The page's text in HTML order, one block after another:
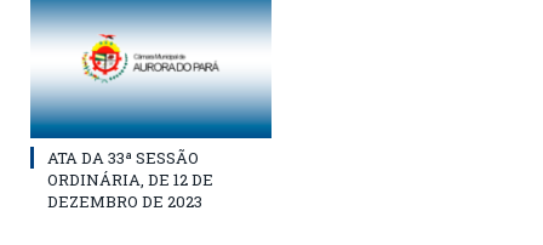
ATA DA 33ª SESSÃO
ORDINÁRIA, DE 12 DE
DEZEMBRO DE 2023